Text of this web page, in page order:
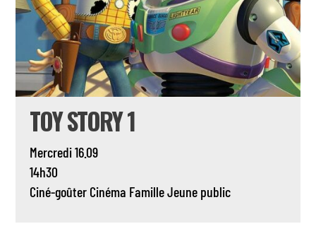
TOY STORY 1
Mercredi 16.09
14h30
Ciné-goûter Cinéma FamilleJeune public